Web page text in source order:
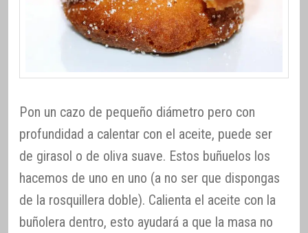
Pon un cazo de pequeño diámetro pero con
profundidad a calentar con el aceite, puede ser
de girasol o de oliva suave. Estos buñuelos los
hacemos de uno en uno (a no ser que dispongas
de la rosquillera doble). Calienta el aceite con la
buñolera dentro, esto ayudará a que la masa no